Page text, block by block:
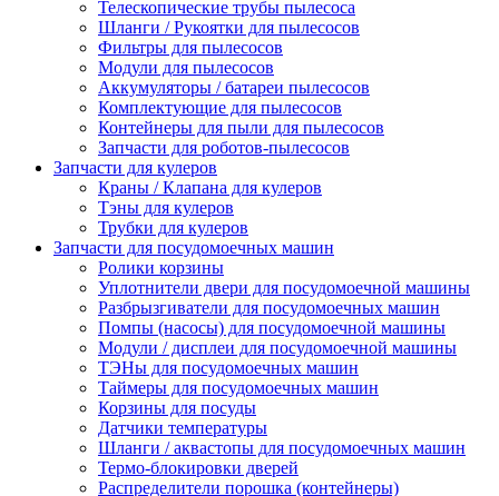
Телескопические трубы пылесоса
Шланги / Рукоятки для пылесосов
Фильтры для пылесосов
Модули для пылесосов
Аккумуляторы / батареи пылесосов
Комплектующие для пылесосов
Контейнеры для пыли для пылесосов
Запчасти для роботов-пылесосов
Запчасти для кулеров
Краны / Клапана для кулеров
Тэны для кулеров
Трубки для кулеров
Запчасти для посудомоечных машин
Ролики корзины
Уплотнители двери для посудомоечной машины
Разбрызгиватели для посудомоечных машин
Помпы (насосы) для посудомоечной машины
Модули / дисплеи для посудомоечной машины
ТЭНы для посудомоечных машин
Таймеры для посудомоечных машин
Корзины для посуды
Датчики температуры
Шланги / аквастопы для посудомоечных машин
Термо-блокировки дверей
Распределители порошка (контейнеры)